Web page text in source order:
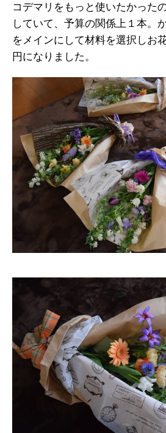
コデマリをもっと使いたかった
していて、予算の関係上１本。
をメインにして材料を選択しお
円になりました。